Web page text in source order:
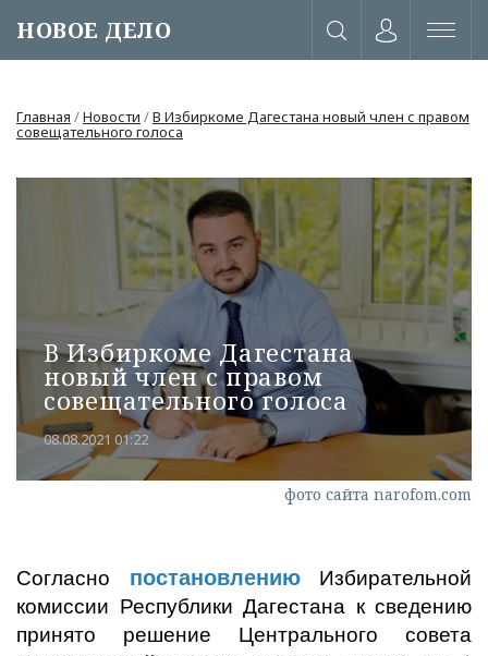
НОВОЕ ДЕЛО
или через соц. сети
Главная /Новости /В Избиркоме Дагестана новый член с правом
совещательного голоса
В Избиркоме Дагестана
новый член с правом
совещательного голоса
08.08.2021 01:22
фото сайта narofom.com
Согласно постановлениюИзбирательной
комиссии Республики Дагестана к сведению
принято решение Центрального совета